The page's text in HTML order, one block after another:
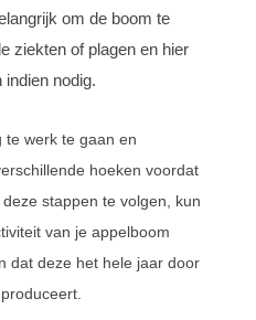
om de boom te
ziekten of plagen en hier
nodig.
te werk te gaan en
hoeken voordat
stappen te volgen, kun
van je appelboom
dat deze het hele jaar door